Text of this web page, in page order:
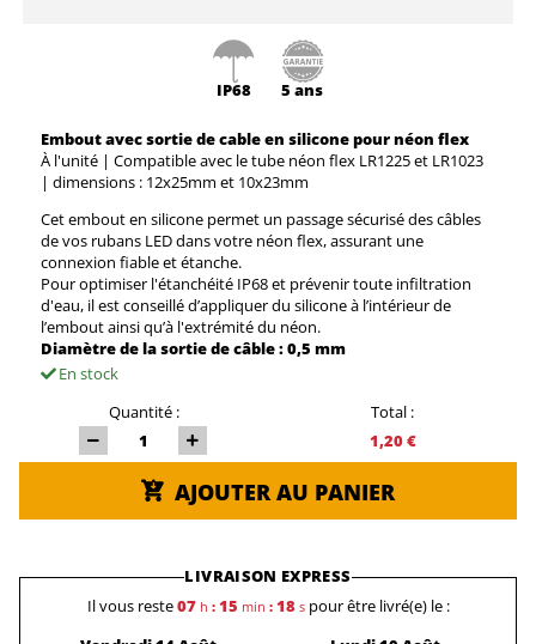
IP68 5 ans
Embout avec sortie de cable en siliconepour néon flex
À l'unité | Compatible avec le tube néon flex LR1225 et LR1023
| dimensions : 12x25mm et 10x23mm
Cet embout en silicone permet un passage sécurisé des câbles
de vos rubans LED dans votre néon flex, assurant une
connexion fiable et étanche.
Pour optimiser l'étanchéité IP68 et prévenir toute infiltration
d'eau, il est conseillé d’appliquer du silicone à l’intérieur de
l’embout ainsi qu’à l'extrémité du néon.
Diamètre de la sortie de câble : 0,5 mm
En stock
Quantité :
Total :
1,20 €
AJOUTER AU PANIER
LIVRAISON EXPRESS
Il vous reste07h : 15 min : 18s pour être livré(e) le :